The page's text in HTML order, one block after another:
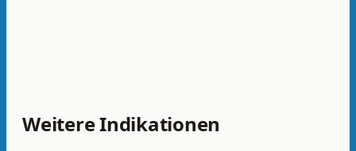
Weitere Indikationen